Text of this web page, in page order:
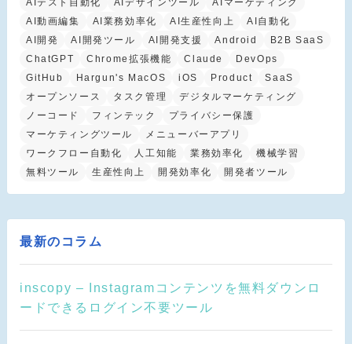
AIテスト自動化
AIデザインツール
AIマーケティング
AI動画編集
AI業務効率化 AI生産性向上
AI自動化
AI開発
AI開発ツール AI開発支援 Android
B2B SaaS
ChatGPT
Chrome拡張機能 Claude
DevOps
GitHub
Hargun's MacOS iOS Product
SaaS
オープンソース
タスク管理
デジタルマーケティング
ノーコード
フィンテック
プライバシー保護
マーケティングツール
メニューバーアプリ
ワークフロー自動化
人工知能 業務効率化
機械学習
無料ツール
生産性向上 開発効率化 開発者ツール
最新のコラム
inscopy – Instagramコンテンツを無料ダウンロ
ードできるログイン不要ツール